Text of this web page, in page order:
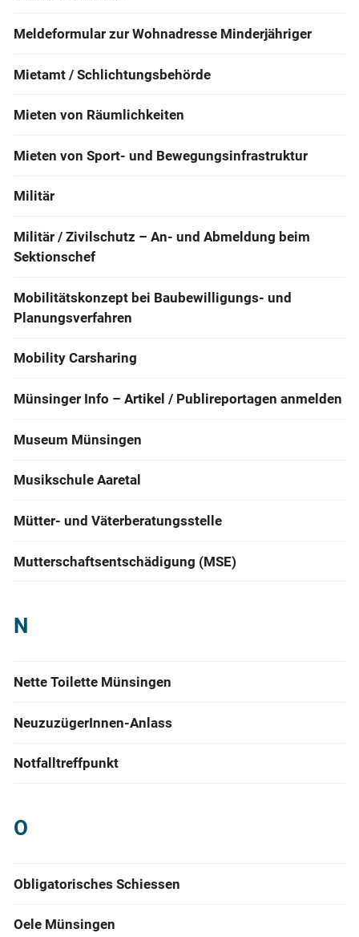
Meldeformular zur Wohnadresse Minderjähriger
Mietamt / Schlichtungsbehörde
Mieten von Räumlichkeiten
Mieten von Sport- und Bewegungsinfrastruktur
Militär
Militär / Zivilschutz – An- und Abmeldung beim
Sektionschef
Mobilitätskonzept bei Baubewilligungs- und
Planungsverfahren
Mobility Carsharing
Münsinger Info – Artikel / Publireportagen anmelden
Museum Münsingen
Musikschule Aaretal
Mütter- und Väterberatungsstelle
Mutterschaftsentschädigung (MSE)
N
Nette Toilette Münsingen
NeuzuzügerInnen-Anlass
Notfalltreffpunkt
O
Obligatorisches Schiessen
Oele Münsingen